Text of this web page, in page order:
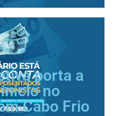
porta a
no
Cabo Frio